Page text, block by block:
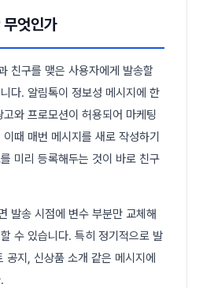
엇인가
친구를 맺은 사용자에게 발송할
다. 알림톡이 정보성 메시지에 한
와 프로모션이 허용되어 마케팅
때 매번 메시지를 새로 작성하기
미리 등록해두는 것이 바로 친구
발송 시점에 변수 부분만 교체해
수 있습니다. 특히 정기적으로 발
공지, 신상품 소개 같은 메시지에